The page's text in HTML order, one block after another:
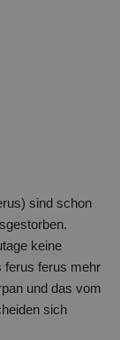
sind schon
keine
ferus ferus mehr
und das vom
sich